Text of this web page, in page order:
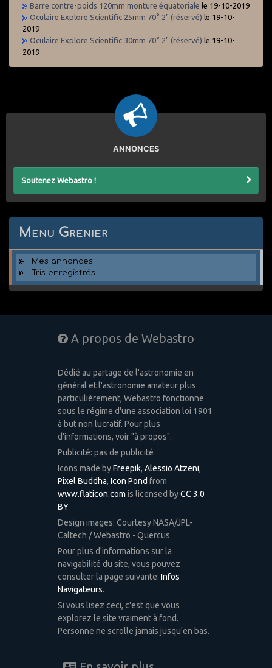
Barre contre-poids 120mm monture équatoriale le 19-10-2019
Oculaire Explore Scientific 25mm 70° 2" (réservé) le 19-10-
2019
Oculaire Explore Scientific 30mm 70° 2" (réservé) le 19-10-
2019
ANNONCES
Soutenez Webastro !
Menu Grenier
Mes annonces
Tris enregistrés
A propos de Webastro
Dédié au partage de l'astronomie en
général et l'astronomie amateur plus
particulièrement, Webastro fonctionne
sous le régime d'une association loi 1901
à but non lucratif. Pour plus
d'informations, voir "à propos".
Publicité: pas de publicité
Icons made byFreepik, Alessio Atzeni,
Pixel Buddha, Icon Pond from
www.flaticon.com is licensed byCC 3.0
BY
Design images: Courtesy NASA/JPL-
Caltech / Webastro - Quercus
Pour plus d'informations sur la
navigabilité du site, vous pouvez
consulter la page suivante: Infos
Navigateurs.
Si vous lisez ceci, c'est que vous
explorez le site vraiment à fond.
Personne ne scrolle jamais jusqu'en bas.